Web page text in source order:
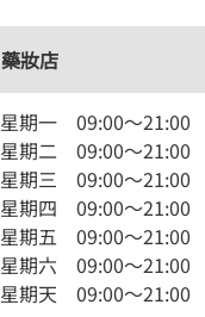
藥妝店
星期一 09:00～21:00
星期二 09:00～21:00
星期三 09:00～21:00
星期四 09:00～21:00
星期五 09:00～21:00
星期六 09:00～21:00
星期天 09:00～21:00